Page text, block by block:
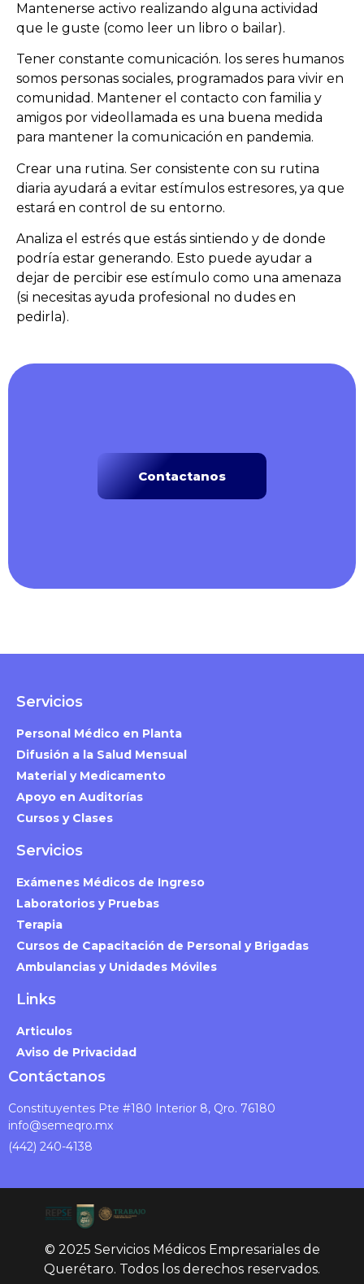
Mantenerse activo realizando alguna actividad
que le guste (como leer un libro o bailar).
Tener constante comunicación. los seres humanos
somos personas sociales, programados para vivir en
comunidad. Mantener el contacto con familia y
amigos por videollamada es una buena medida
para mantener la comunicación en pandemia.
Crear una rutina. Ser consistente con su rutina
diaria ayudará a evitar estímulos estresores, ya que
estará en control de su entorno.
Analiza el estrés que estás sintiendo y de donde
podría estar generando. Esto puede ayudar a
dejar de percibir ese estímulo como una amenaza
(si necesitas ayuda profesional no dudes en
pedirla).
Contactanos
Servicios
Personal Médico en Planta
Difusión a la Salud Mensual
Material y Medicamento
Apoyo en Auditorías
Cursos y Clases
Servicios
Exámenes Médicos de Ingreso
Laboratorios y Pruebas
Terapia
Cursos de Capacitación de Personal y Brigadas
Ambulancias y Unidades Móviles
Links
Articulos
Aviso de Privacidad
Contáctanos
Constituyentes Pte #180 Interior 8, Qro. 76180
info@semeqro.mx
(442) 240-4138
© 2025 Servicios Médicos Empresariales de
Querétaro. Todos los derechos reservados.